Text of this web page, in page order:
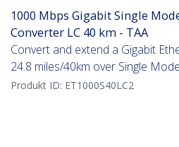
1000 Mbps Gigabit Single
Converter LC 40 km - TAA
Convert and extend a Gigabit
24.8 miles/40km over Single
Produkt ID: ET1000S40LC2